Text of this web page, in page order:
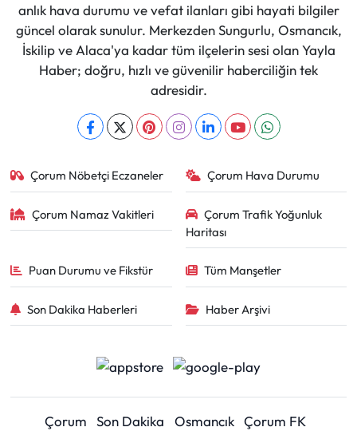
anlık hava durumu ve vefat ilanları gibi hayati bilgiler
güncel olarak sunulur. Merkezden Sungurlu, Osmancık,
İskilip ve Alaca'ya kadar tüm ilçelerin sesi olan Yayla
Haber; doğru, hızlı ve güvenilir haberciliğin tek
adresidir.
Çorum Nöbetçi Eczaneler Çorum Hava Durumu
Çorum Namaz Vakitleri
Çorum Trafik Yoğunluk
Haritası
Puan Durumu ve Fikstür Tüm Manşetler
Son Dakika Haberleri Haber Arşivi
Çorum Son Dakika Osmancık Çorum FK